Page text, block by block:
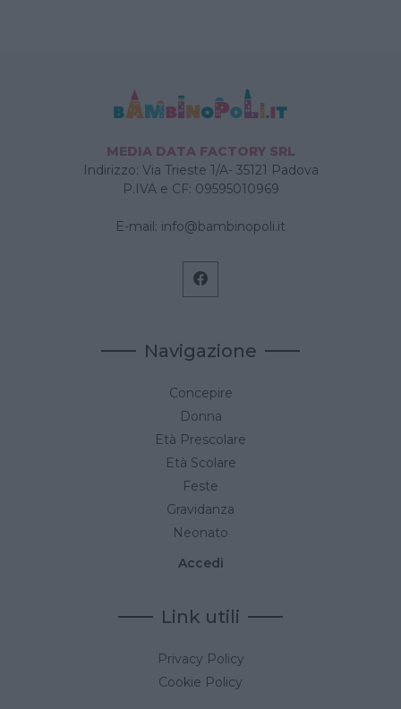
MEDIA DATA FACTORY SRL
Indirizzo: Via Trieste 1/A- 35121 Padova
P.IVA e CF: 09595010969
E-mail: info@bambinopoli.it
Navigazione
Concepire
Donna
Età Prescolare
Età Scolare
Feste
Gravidanza
Neonato
Accedi
Link utili
Privacy Policy
Cookie Policy